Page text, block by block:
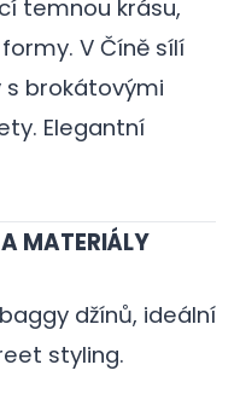
temnou krásu,
V Číně sílí
s brokátovými
Elegantní
MATERIÁLY
džínů, ideální
styling.